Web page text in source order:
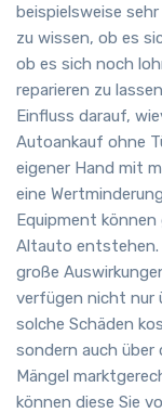
beispielsweise
zu wissen, ob es
ob es sich noch
reparieren zu
Einfluss darauf,
Autoankauf ohne
eigener Hand mit
eine
Equipment können
Altauto entstehen.
große
verfügen nicht nur
solche Schäden
sondern auch
Mängel
können diese Sie